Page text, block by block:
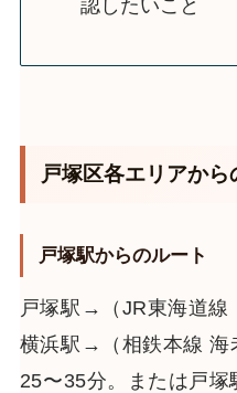
認したいこと
戸塚区各エリアから
戸塚駅からのルート
戸塚駅→（JR東海道
横浜駅→（相鉄本線
25〜35分。または戸